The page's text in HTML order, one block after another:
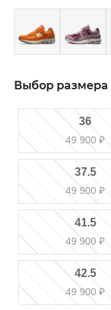
Выбор размера
36
49 900 ₽
37.5
49 900 ₽
41.5
49 900 ₽
42.5
49 900 ₽